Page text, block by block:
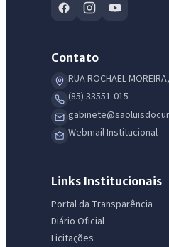
Contato
RUA ROCHAEL
(85) 33551-015
Webmail Institucional
Links Institucionais
Portal da Transparência
Diário Oficial
Licitações